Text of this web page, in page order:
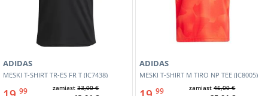
MĘSKI T-SHIRT TR-ES FR T (IC7438)
ADIDAS
99 zamiast33,00 €
MĘSKI T-SHIRT M TIRO NP TEE (JC8005)
ADIDAS
99 zamiast45,00 €